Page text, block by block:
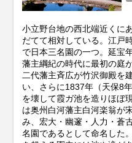
小立野台地の西北端近くに
だてて相対している。江戸
で日本三名園の一つ。延宝
藩主綱紀の時代に最初の庭
二代藩主斉広が竹沢御殿を
い、さらに1837年（天保8
を壊して霞ガ池を造りほぼ
は奥州白河藩主白河楽翁が
み、宏大・幽邃・人力・蒼
名園であるとして命名した